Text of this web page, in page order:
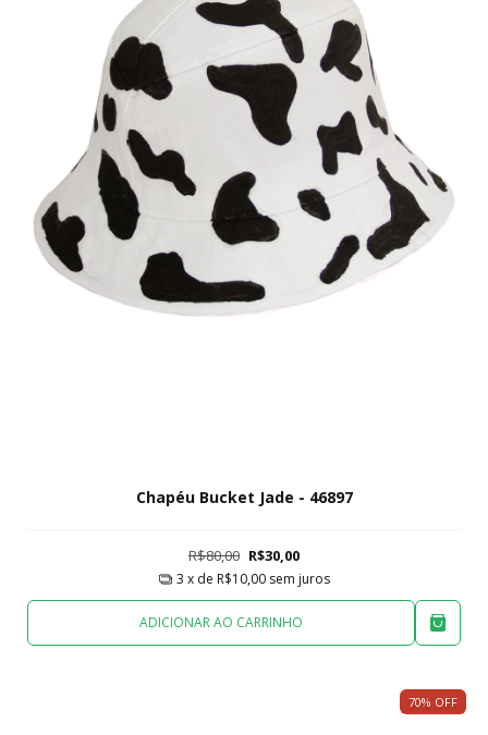
Chapéu Bucket Jade - 46897
R$80,00 R$30,00
3 x de R$10,00 sem juros
ADICIONAR AO CARRINHO
70% OFF